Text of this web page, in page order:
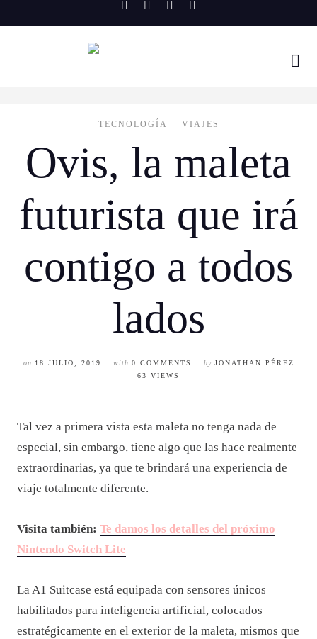
to
TECNOLOGÍA VIAJES
Ovis, la maleta
futurista que irá
contigo a todos
lados
on 18 JULIO, 2019 with 0 COMMENTS by JONATHAN PÉREZ
63 VIEWS
Tal vez a primera vista esta maleta no tenga nada de
especial, sin embargo, tiene algo que las hace realmente
extraordinarias, ya que te brindará una experiencia de
viaje totalmente diferente.
Visita también: Te damos los detalles del próximo
Nintendo Switch Lite
La A1 Suitcase está equipada con sensores únicos
habilitados para inteligencia artificial, colocados
estratégicamente en el exterior de la maleta, mismos que